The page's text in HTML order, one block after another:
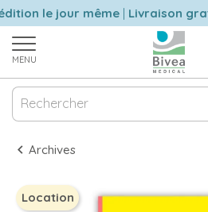
le jour même|Livraison
MENU
Archives
Location